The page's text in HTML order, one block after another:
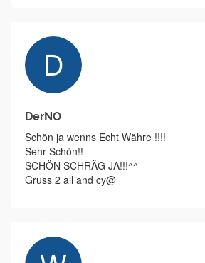
DerNO
Schön ja wenns Echt Währe !!!!
Sehr Schön!!
SCHÖN SCHRÄG JA!!!^^
Gruss 2 all and cy@